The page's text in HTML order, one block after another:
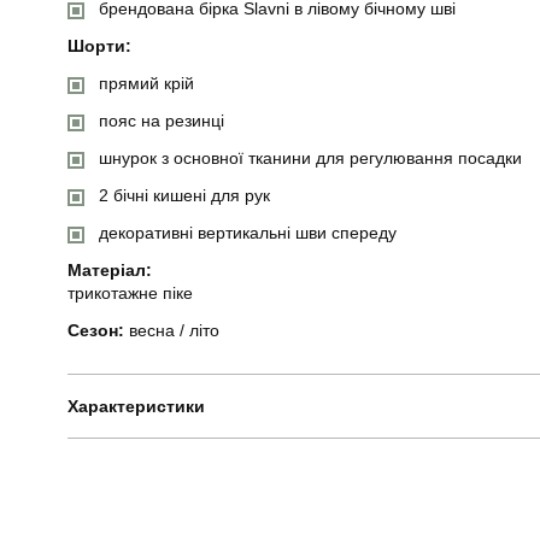
брендована бірка Slavni в лівому бічному шві
Шорти:
прямий крій
пояс на резинці
шнурок з основної тканини для регулювання посадки
2 бічні кишені для рук
декоративні вертикальні шви спереду
Матеріал:
трикотажне піке
Сезон: весна / літо
Характеристики